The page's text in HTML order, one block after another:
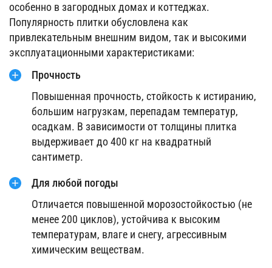
особенно в загородных домах и коттеджах.
Популярность плитки обусловлена как
привлекательным внешним видом, так и высокими
эксплуатационными характеристиками:
Прочность
Повышенная прочность, стойкость к истиранию,
большим нагрузкам, перепадам температур,
осадкам. В зависимости от толщины плитка
выдерживает до 400 кг на квадратный
сантиметр.
Для любой погоды
Отличается повышенной морозостойкостью (не
менее 200 циклов), устойчива к высоким
температурам, влаге и снегу, агрессивным
химическим веществам.